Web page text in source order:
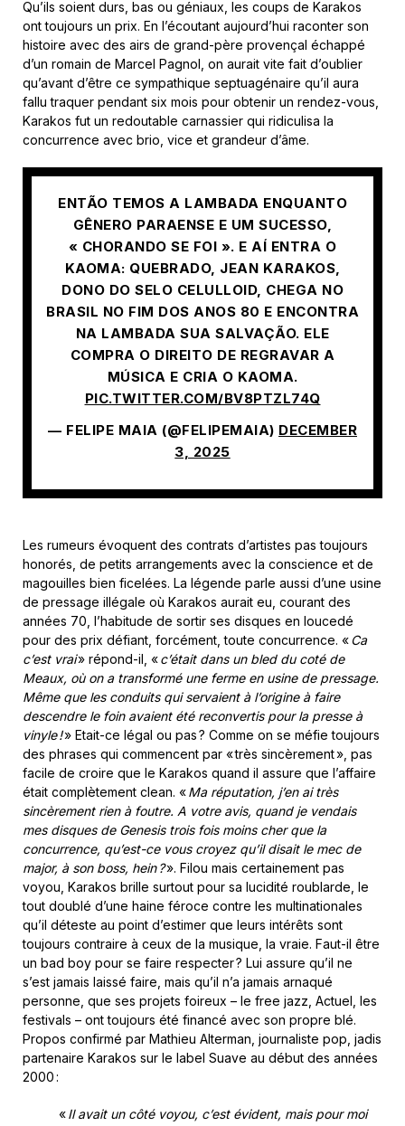
Qu’ils soient durs, bas ou géniaux, les coups de Karakos
ont toujours un prix. En l’écoutant aujourd’hui raconter son
histoire avec des airs de grand-père provençal échappé
d’un romain de Marcel Pagnol, on aurait vite fait d’oublier
qu’avant d’être ce sympathique septuagénaire qu’il aura
fallu traquer pendant six mois pour obtenir un rendez-vous,
Karakos fut un redoutable carnassier qui ridiculisa la
concurrence avec brio, vice et grandeur d’âme.
ENTÃO TEMOS A LAMBADA ENQUANTO
GÊNERO PARAENSE E UM SUCESSO,
« CHORANDO SE FOI ». E AÍ ENTRA O
KAOMA: QUEBRADO, JEAN KARAKOS,
DONO DO SELO CELULLOID, CHEGA NO
BRASIL NO FIM DOS ANOS 80 E ENCONTRA
NA LAMBADA SUA SALVAÇÃO. ELE
COMPRA O DIREITO DE REGRAVAR A
MÚSICA E CRIA O KAOMA.
PIC.TWITTER.COM/BV8PTZL74Q
— FELIPE MAIA (@FELIPEMAIA) DECEMBER
3, 2025
Les rumeurs évoquent des contrats d’artistes pas toujours
honorés, de petits arrangements avec la conscience et de
magouilles bien ficelées. La légende parle aussi d’une usine
de pressage illégale où Karakos aurait eu, courant des
années 70, l’habitude de sortir ses disques en loucedé
pour des prix défiant, forcément, toute concurrence. «Ca
c’est vrai» répond-il, «c’était dans un bled du coté de
Meaux, où on a transformé une ferme en usine de pressage.
Même que les conduits qui servaient à l’origine à faire
descendre le foin avaient été reconvertis pour la presse à
vinyle !» Etait-ce légal ou pas ? Comme on se méfie toujours
des phrases qui commencent par « très sincèrement », pas
facile de croire que le Karakos quand il assure que l’affaire
était complètement clean. «Ma réputation, j’en ai très
sincèrement rien à foutre. A votre avis, quand je vendais
mes disques de Genesis trois fois moins cher que la
concurrence, qu’est-ce vous croyez qu’il disait le mec de
major, à son boss, hein ?». Filou mais certainement pas
voyou, Karakos brille surtout pour sa lucidité roublarde, le
tout doublé d’une haine féroce contre les multinationales
qu’il déteste au point d’estimer que leurs intérêts sont
toujours contraire à ceux de la musique, la vraie. Faut-il être
un bad boy pour se faire respecter ? Lui assure qu’il ne
s’est jamais laissé faire, mais qu’il n’a jamais arnaqué
personne, que ses projets foireux – le free jazz, Actuel, les
festivals – ont toujours été financé avec son propre blé.
Propos confirmé par Mathieu Alterman, journaliste pop, jadis
partenaire Karakos sur le label Suave au début des années
2000 :
«Il avait un côté voyou, c’est évident, mais pour moi